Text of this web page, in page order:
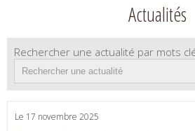
Actualités
Rechercher une actualité par mots
Le 17 novembre 2025